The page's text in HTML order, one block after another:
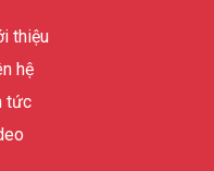
thiệu
hệ
tức